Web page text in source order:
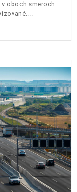
oboch smeroch.